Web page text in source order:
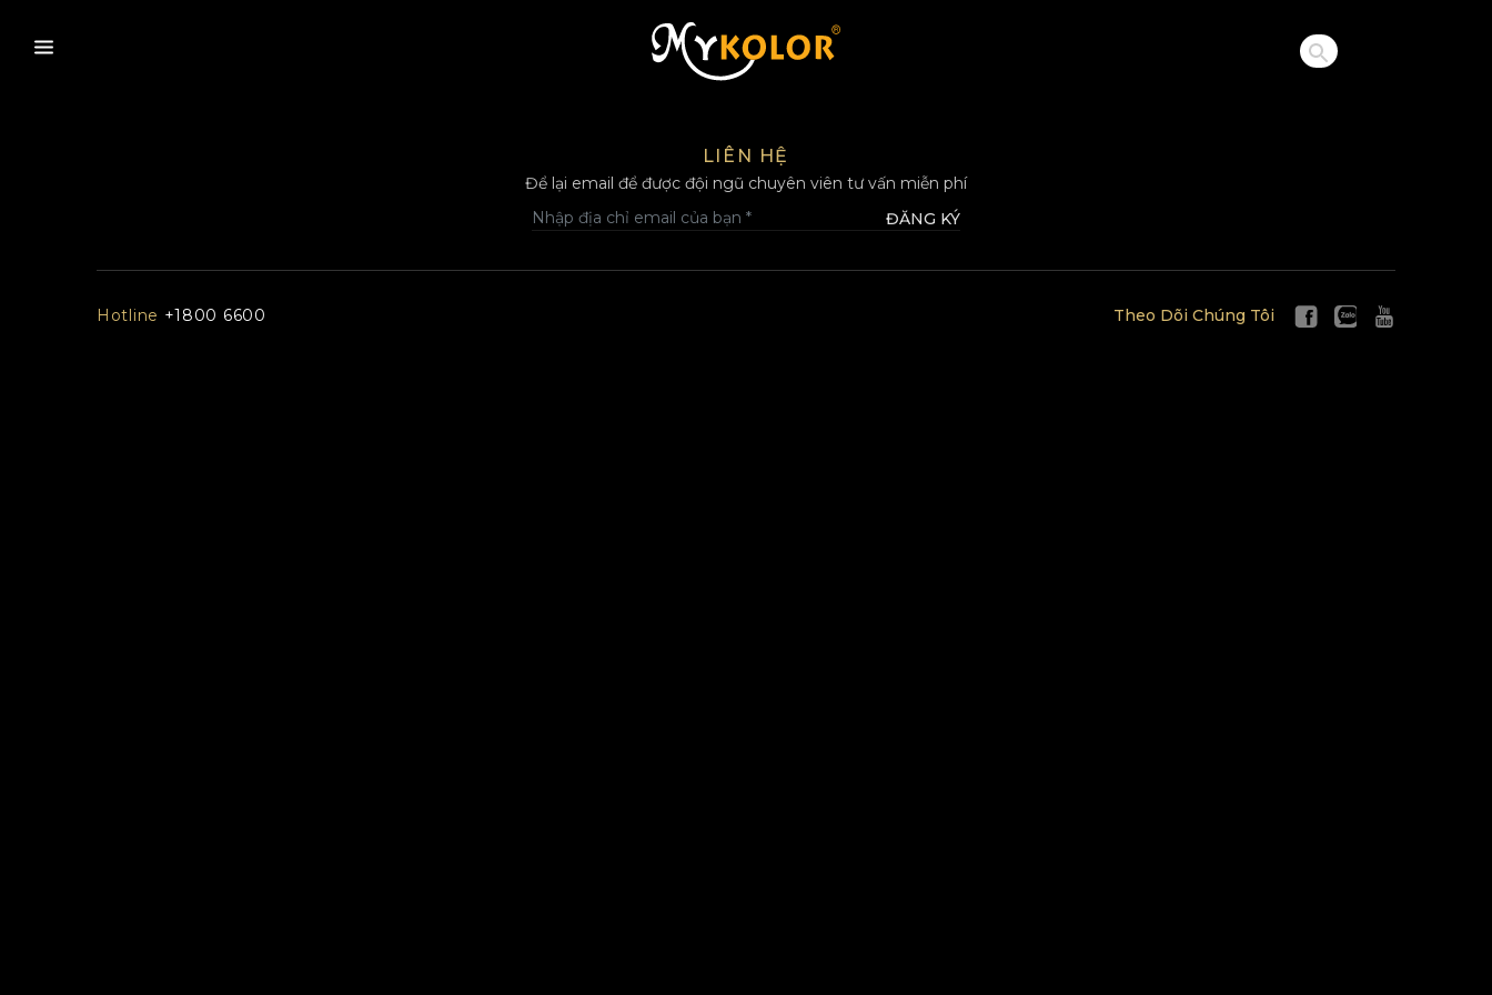
MYKOLOR
LIÊN HỆ
Để lại email để được đội ngũ chuyên viên tư vấn miễn phí
ĐĂNG KÝ
Hotline +1800 6600 Theo Dõi Chúng Tôi